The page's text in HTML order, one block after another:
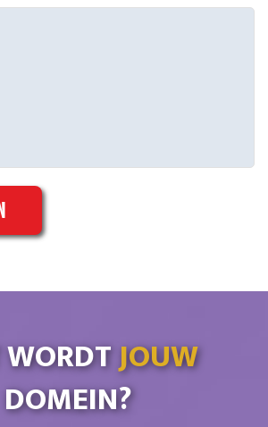
JOUW
DOMEIN?